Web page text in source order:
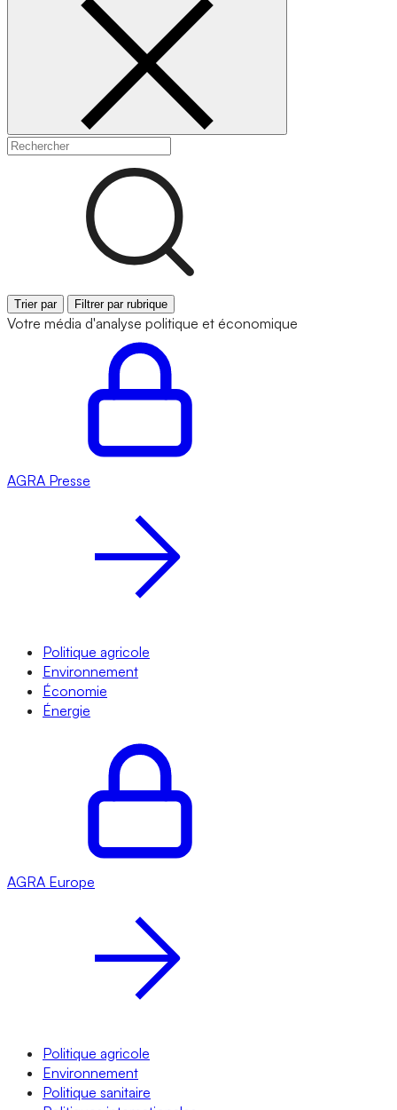
Trier par Filtrer par rubrique
Votre média d'analyse politique et économique
AGRA Presse
Politique agricole
Environnement
Économie
Énergie
AGRA Europe
Politique agricole
Environnement
Politique sanitaire